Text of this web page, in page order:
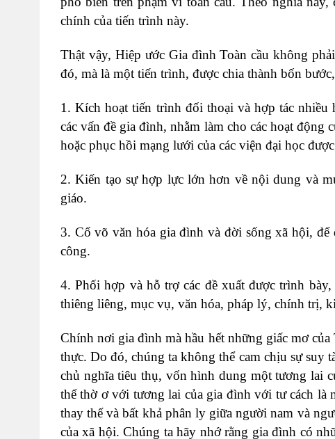
chính của tiến trình này.
Thật vậy, Hiệp ước Gia đình Toàn cầu không
đó, mà là một tiến trình, được chia thành bốn
1. Kích hoạt tiến trình đối thoại và hợp tác nhiều
các vấn đề gia đình, nhằm làm cho các hoạt động
hoặc phục hồi mạng lưới của các viện đại học
2. Kiến tạo sự hợp lực lớn hơn về nội dung và
giáo.
3. Cổ võ văn hóa gia đình và đời sống xã hội, để
công.
4. Phối hợp và hỗ trợ các đề xuất được trình
thiêng liêng, mục vụ, văn hóa, pháp lý, chính trị,
Chính nơi gia đình mà hầu hết những giấc mơ
thực. Do đó, chúng ta không thể cam chịu sự suy
chủ nghĩa tiêu thụ, vốn hình dung một tương lai
thể thờ ơ với tương lai của gia đình với tư cách là
thay thế và bất khả phân ly giữa người nam và
của xã hội. Chúng ta hãy nhớ rằng gia đình có